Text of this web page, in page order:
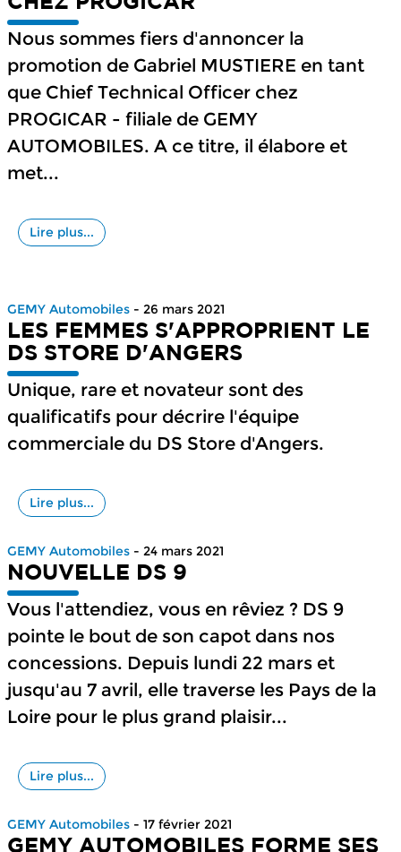
Nous sommes fiers d'annoncer la
promotion de Gabriel MUSTIERE en tant
que Chief Technical Officer chez
PROGICAR - filiale de GEMY
AUTOMOBILES. A ce titre, il élabore et
met...
Lire plus...
GEMY Automobiles - 26 mars 2021
LES FEMMES S'APPROPRIENT LE
DS STORE D'ANGERS
Unique, rare et novateur sont des
qualificatifs pour décrire l'équipe
commerciale du DS Store d'Angers.
Lire plus...
GEMY Automobiles - 24 mars 2021
NOUVELLE DS 9
Vous l'attendiez, vous en rêviez ? DS 9
pointe le bout de son capot dans nos
concessions. Depuis lundi 22 mars et
jusqu'au 7 avril, elle traverse les Pays de la
Loire pour le plus grand plaisir...
Lire plus...
GEMY Automobiles - 17 février 2021
GEMY AUTOMOBILES FORME SES